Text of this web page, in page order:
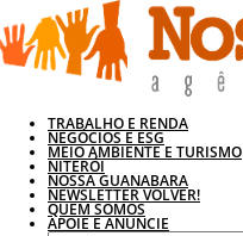
TRABALHO E RENDA
NEGÓCIOS E ESG
MEIO AMBIENTE E TURISMO
NITERÓI
NOSSA GUANABARA
NEWSLETTER VOLVER!
QUEM SOMOS
APOIE E ANUNCIE